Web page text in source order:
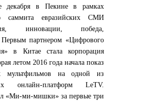
декабря в Пекине в рамках
саммита евразийских СМИ
инновации, победа,
Первым партнером «Цифрового
в Китае стала корпорация
летом 2016 года начала показ
мультфильмов на одной из
онлайн-платформ LeTV.
«Ми-ми-мишки» за первые три